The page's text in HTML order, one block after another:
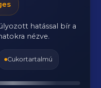
hatással bír a
nézve.
Cukortartalmú